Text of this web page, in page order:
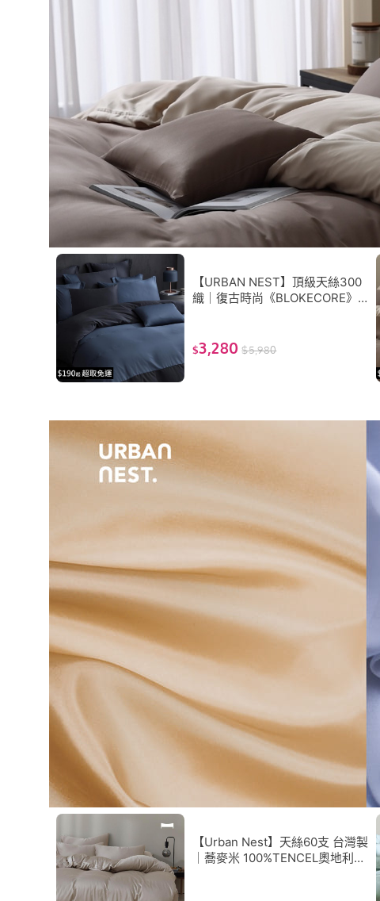
【URBAN NEST】頂級天絲300
織｜復古時尚《BLOKECORE》
$3,280 $5,980
【Urban Nest】天絲60支 台灣製
｜蕎麥米 100%TENCEL奧地利純